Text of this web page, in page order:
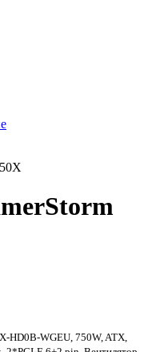
HD0B-WGEU, 750W, ATX,